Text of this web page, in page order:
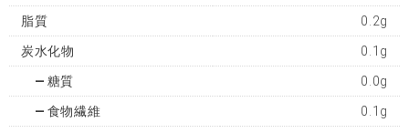
脂質 0.2g
炭水化物 0.1g
糖質 0.0g
食物繊維 0.1g